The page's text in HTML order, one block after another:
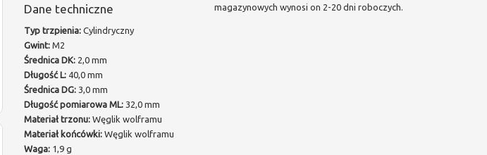
Dane techniczne
Typ trzpienia:Cylindryczny
Gwint:M2
Średnica DK:2,0 mm
Długość L:40,0 mm
Średnica DG:3,0 mm
Długość pomiarowa ML:32,0 mm
Materiał trzonu:Węglik wolframu
Materiał końcówki:Węglik wolframu
Waga:1,9 g
magazynowych wynosi on 2-20 dni roboczych.